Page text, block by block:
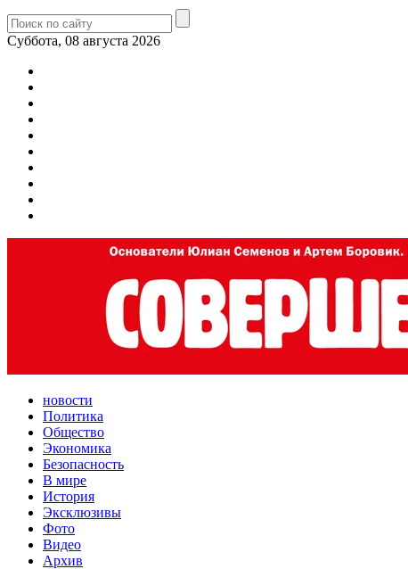
Суббота, 08 августа 2026
новости
Политика
Общество
Экономика
Безопасность
В мире
История
Эксклюзивы
Фото
Видео
Архив